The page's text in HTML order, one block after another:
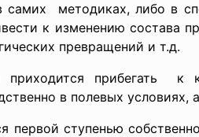
методиках, либо в
к изменению состава
превращений и т.д.
прибегать к
в полевых условиях,
первой ступенью